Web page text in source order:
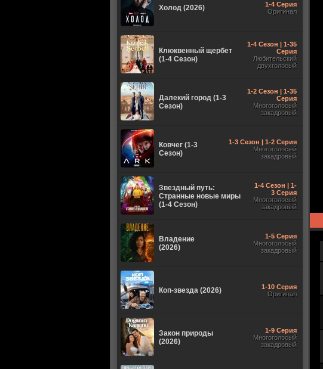
Холод (2026)
1-4 Серия
Оригинал
Клюквенный щербет
(1-4 Сезон)
1-4 Сезон | 1-35
Серия
Любительский
двухголосый
Далекий город (1-3
Сезон)
1-2 Сезон | 1-35
Серия
Многоголосый
закадровый
Ковчег (1-3
Сезон)
1-3 Сезон | 1-2 Серия
Многоголосый
закадровый
Звездный путь:
Странные новые миры
(1-4 Сезон)
1-4 Сезон | 1-
3 Серия
Многоголосый
закадровый
Владение
(2026)
1-5 Серия
Многоголосый
закадровый
Коп-звезда (2026)
1-10 Серия
Оригинал
Закон природы
(2026)
1-9 Серия
Многоголосый
закадровый